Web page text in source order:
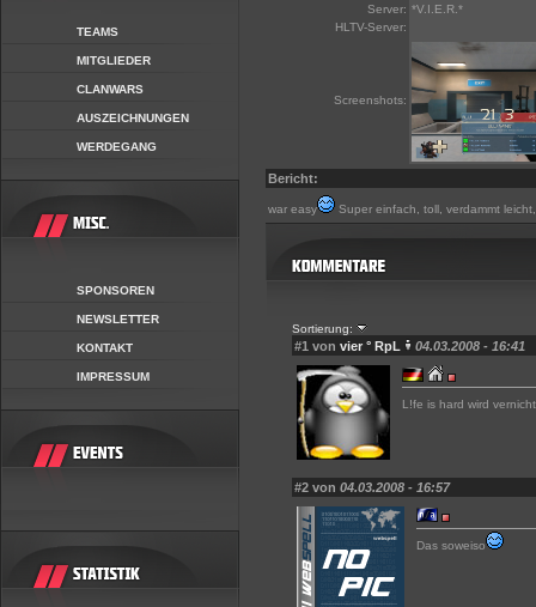
TEAMS
MITGLIEDER
CLANWARS
AUSZEICHNUNGEN
WERDEGANG
SPONSOREN
NEWSLETTER
KONTAKT
IMPRESSUM
Server: *V.I.E.R.*
HLTV-Server:
Screenshots:
Bericht:
war easy Super einfach, toll, verdammt
Sortierung:
#1 von vier ° RpL 04.03.2008 - 16:41
L!fe is hard wird
#2 von 04.03.2008 - 16:57
Das soweiso